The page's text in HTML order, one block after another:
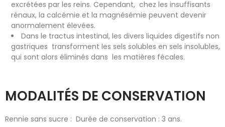
excrétées par les reins. Cependant, chez les insuffisants
rénaux, la calcémie et la magnésémie peuvent devenir
anormalement élevées.
Dans le tractus intestinal, les divers liquides digestifs non
gastriques transforment les sels solubles en sels insolubles,
qui sont alors éliminés dans les matières fécales.
MODALITÉS DE CONSERVATION
Rennie sans sucre : Durée de conservation : 3 ans.